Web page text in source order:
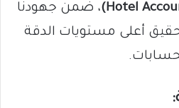
، ضمن جهودنا
أعلى مستويات الدقة